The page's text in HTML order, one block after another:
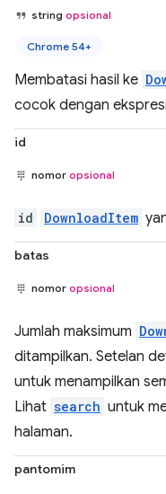
string opsional
Chrome 54+
Membatasi hasil ke
cocok dengan
id
nomor opsional
id DownloadItem
batas
nomor opsional
Jumlah maksimum
ditampilkan. Setelan
untuk menampilkan
Lihat search untuk
halaman.
pantomim